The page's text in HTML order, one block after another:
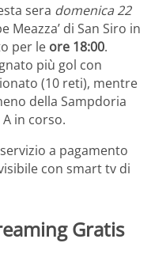
sera domenica 22
Meazza’ di San Siro in
per le ore 18:00.
più gol con
(10 reti), mentre
della Sampdoria
in corso.
a pagamento
con smart tv di
Gratis